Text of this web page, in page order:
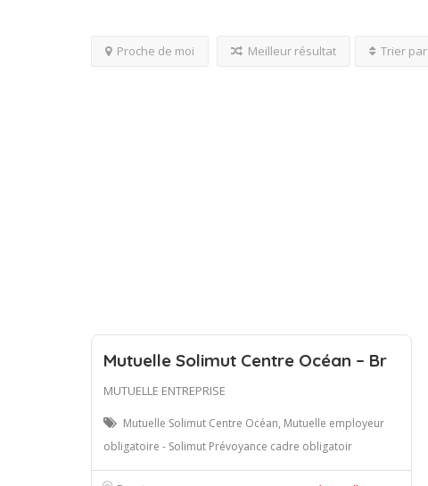
Proche de moi Meilleur résultat Trier par
Mutuelle Solimut Centre Océan – Br
MUTUELLE ENTREPRISE
Mutuelle Solimut Centre Océan, Mutuelle employeur
obligatoire - Solimut Prévoyance cadre obligatoir